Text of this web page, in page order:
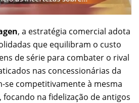
, a estratégia comercial adota
que equilibram o custo
de série para combater o rival
nas concessionárias da
se competitivamente à mesma
na fidelização de antigos